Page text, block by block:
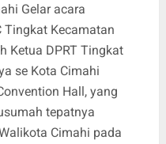
Gelar acara
Tingkat Kecamatan
Ketua DPRT Tingkat
se Kota Cimahi
Hall, yang
tepatnya
Cimahi pada